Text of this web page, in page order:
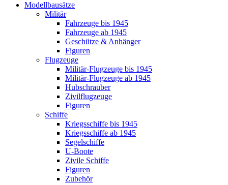
Modellbausätze
Militär
Fahrzeuge bis 1945
Fahrzeuge ab 1945
Geschütze & Anhänger
Figuren
Flugzeuge
Militär-Flugzeuge bis 1945
Militär-Flugzeuge ab 1945
Hubschrauber
Zivilflugzeuge
Figuren
Schiffe
Kriegsschiffe bis 1945
Kriegsschiffe ab 1945
Segelschiffe
U-Boote
Zivile Schiffe
Figuren
Zubehör